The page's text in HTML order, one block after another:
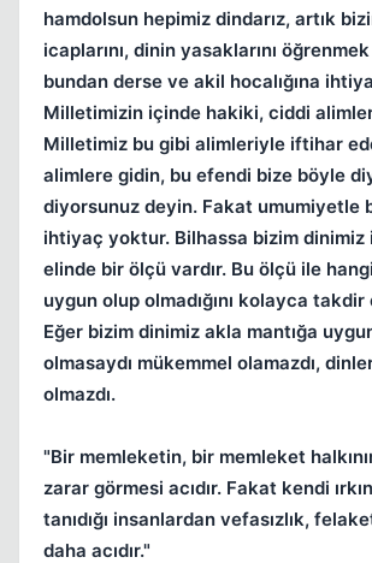
hamdolsun hepimiz dindarız, artık
icaplarını, dinin yasaklarını
bundan derse ve akil hocalığına
Milletimizin içinde hakiki, ciddi
Milletimiz bu gibi alimleriyle iftihar
alimlere gidin, bu efendi bize böyle
diyorsunuz deyin. Fakat umumiyetle
ihtiyaç yoktur. Bilhassa bizim dinimiz
elinde bir ölçü vardır. Bu ölçü ile
uygun olup olmadığını kolayca
Eğer bizim dinimiz akla mantığa
olmasaydı mükemmel olamazdı,
olmazdı.
"Bir memleketin, bir memleket
zarar görmesi acıdır. Fakat kendi
tanıdığı insanlardan vefasızlık,
daha acıdır."